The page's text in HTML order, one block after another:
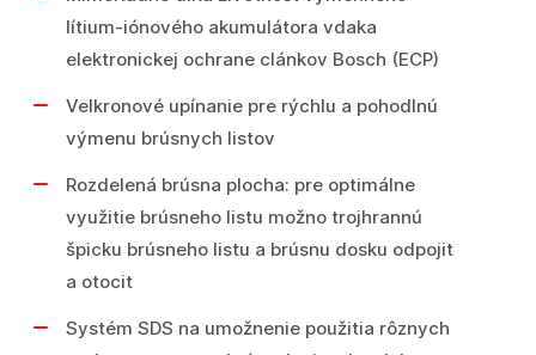
lítium-iónového akumulátora vdaka
elektronickej ochrane clánkov Bosch (ECP)
Velkronové upínanie pre rýchlu a pohodlnú
výmenu brúsnych listov
Rozdelená brúsna plocha: pre optimálne
využitie brúsneho listu možno trojhrannú
špicku brúsneho listu a brúsnu dosku odpojit
a otocit
Systém SDS na umožnenie použitia rôznych